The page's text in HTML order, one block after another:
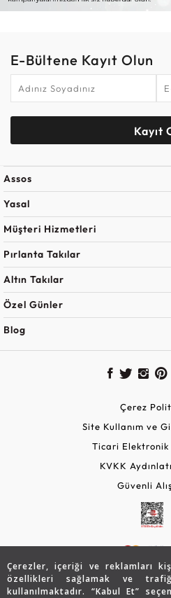
Çerezler, içeriği ve reklamları
özellikleri sağlamak ve
kullanılmaktadır. “Kabul Et”
E-Bültene Kayıt Olun
Kayıt
Assos
Yasal
Müşteri Hizmetleri
Pırlanta Takılar
Altın Takılar
Özel Günler
Blog
Çerez
Site Kullanım ve
Ticari Elektronik
KVKK
Güvenli